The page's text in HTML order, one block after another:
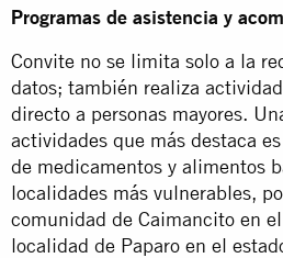
Programas de asistencia y
Convite no se limita solo a la
datos; también realiza
directo a personas mayores.
actividades que más destaca
de medicamentos y alimentos
localidades más vulnerables,
comunidad de Caimancito en
localidad de Paparo en el